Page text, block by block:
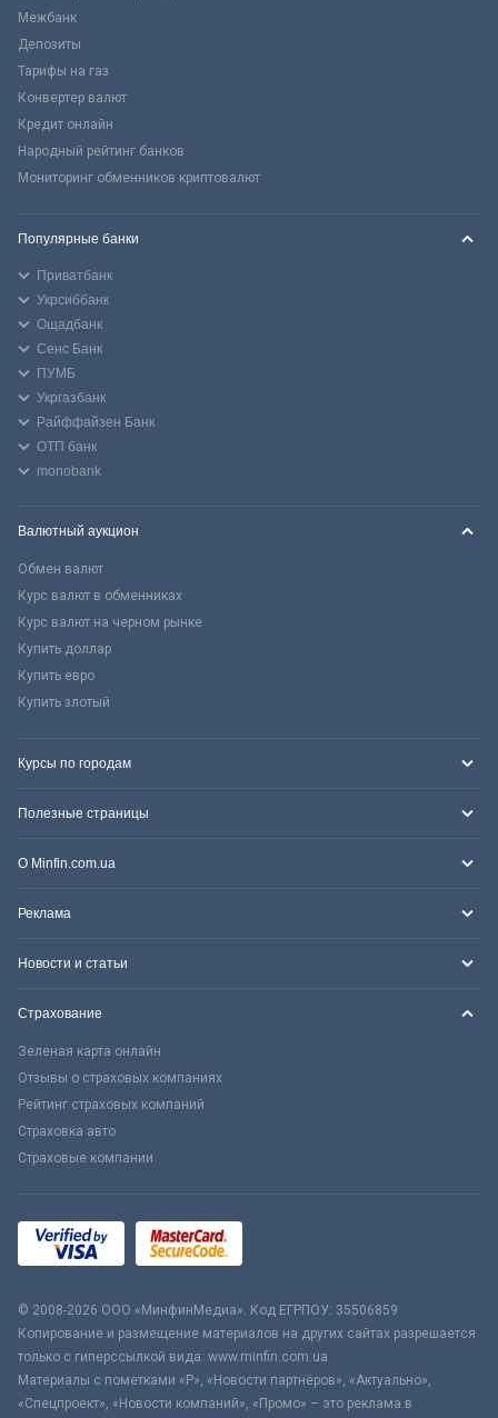
Межбанк
Депозиты
Тарифы на газ
Конвертер валют
Кредит онлайн
Народный рейтинг банков
Мониторинг обменников криптовалют
Популярные банки
Приватбанк
Укрсиббанк
Ощадбанк
Сенс Банк
ПУМБ
Укргазбанк
Райффайзен Банк
ОТП банк
monobank
Валютный аукцион
Обмен валют
Курс валют в обменниках
Курс валют на черном рынке
Купить доллар
Купить евро
Купить злотый
Курсы по городам
Полезные страницы
О Minfin.com.ua
Реклама
Новости и статьи
Страхование
Зеленая карта онлайн
Отзывы о страховых компаниях
Рейтинг страховых компаний
Страховка авто
Страховые компании
© 2008-2026 ООО «МинфинМедиа». Код ЕГРПОУ: 35506859
Копирование и размещение материалов на других сайтах разрешается
только с гиперссылкой вида: www.minfin.com.ua
Материалы с пометками «Р», «Новости партнёров», «Актуально»,
«Спецпроект», «Новости компаний», «Промо» – это реклама в